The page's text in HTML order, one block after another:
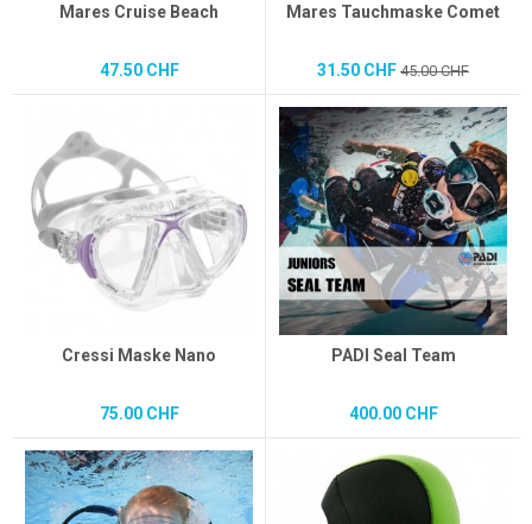
Mares Cruise Beach
47.50 CHF
Mares Tauchmaske Comet
31.50 CHF 45.00 CHF
Cressi Maske Nano
75.00 CHF
PADI Seal Team
400.00 CHF